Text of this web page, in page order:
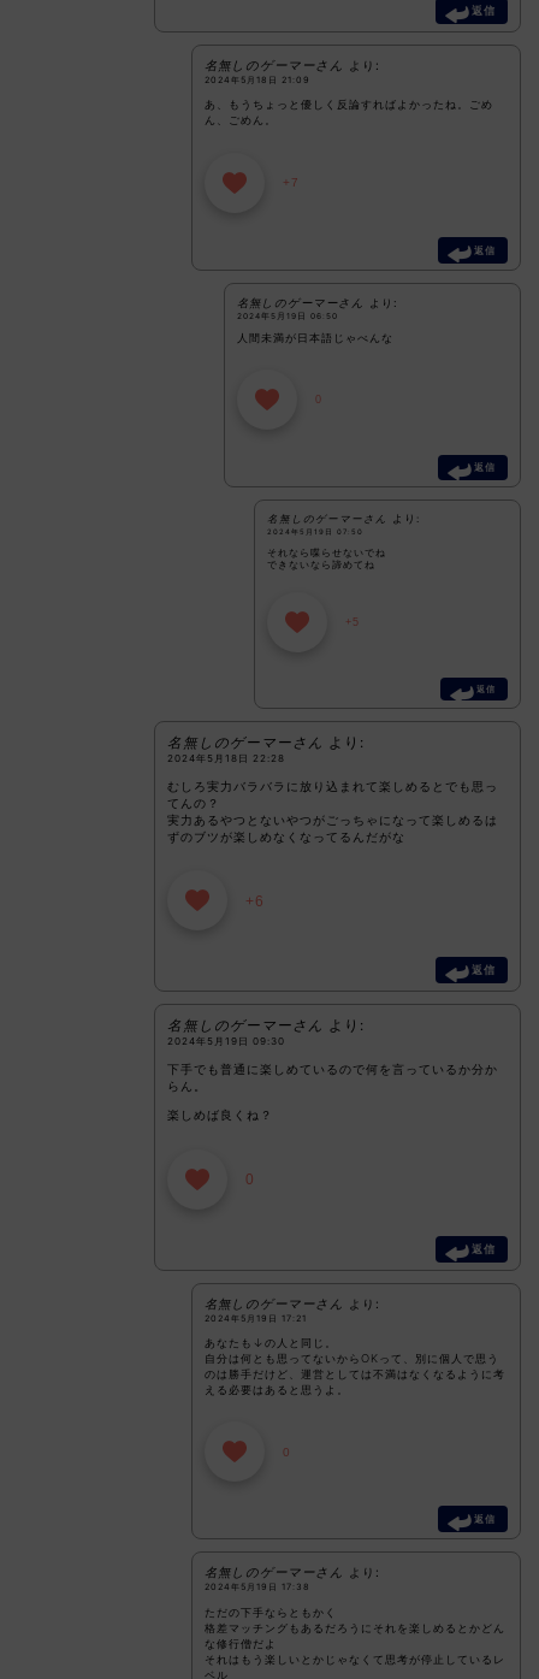
返信
名無しのゲーマーさん より:
2024年5月18日 21:09
あ、もうちょっと優しく反論すればよかったね。ごめ
ん、ごめん。
+7
返信
名無しのゲーマーさん より:
2024年5月19日 06:50
人間未満が日本語じゃべんな
0
返信
名無しのゲーマーさん より:
2024年5月19日 07:50
それなら喋らせないでね
できないなら諦めてね
+5
返信
名無しのゲーマーさん より:
2024年5月18日 22:28
むしろ実力バラバラに放り込まれて楽しめるとでも思っ
てんの？
実力あるやつとないやつがごっちゃになって楽しめるは
ずのブツが楽しめなくなってるんだがな
+6
返信
名無しのゲーマーさん より:
2024年5月19日 09:30
下手でも普通に楽しめているので何を言っているか分か
らん。
楽しめば良くね？
0
返信
名無しのゲーマーさん より:
2024年5月19日 17:21
あなたも↓の人と同じ。
自分は何とも思ってないからOKって、別に個人で思う
のは勝手だけど、運営としては不満はなくなるように考
える必要はあると思うよ。
0
返信
名無しのゲーマーさん より:
2024年5月19日 17:38
ただの下手ならともかく
格差マッチングもあるだろうにそれを楽しめるとかどん
な修行僧だよ
それはもう楽しいとかじゃなくて思考が停止しているレ
ベル